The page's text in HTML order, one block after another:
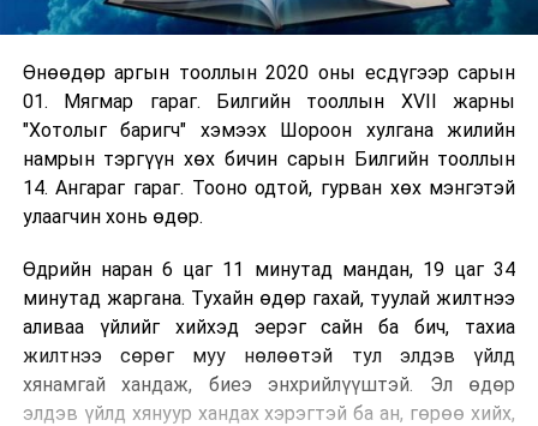
Өнөөдөр аргын тооллын 2020 оны есдүгээр сарын
01. Мягмар гараг. Билгийн тооллын XVII жарны
"Хотолыг баригч" хэмээх Шороон хулгана жилийн
намрын тэргүүн хөх бичин сарын Билгийн тооллын
14. Ангараг гараг. Тооно одтой, гурван хөх мэнгэтэй
улаагчин хонь өдөр.
Өдрийн наран 6 цаг 11 минутад мандан, 19 цаг 34
минутад жаргана. Тухайн өдөр гахай, туулай жилтнээ
аливаа үйлийг хийхэд эерэг сайн ба бич, тахиа
жилтнээ сөрөг муу нөлөөтэй тул элдэв үйлд
хянамгай хандаж, биеэ энхрийлүүштэй. Эл өдөр
элдэв үйлд хянуур хандах хэрэгтэй ба ан, гөрөө хийх,